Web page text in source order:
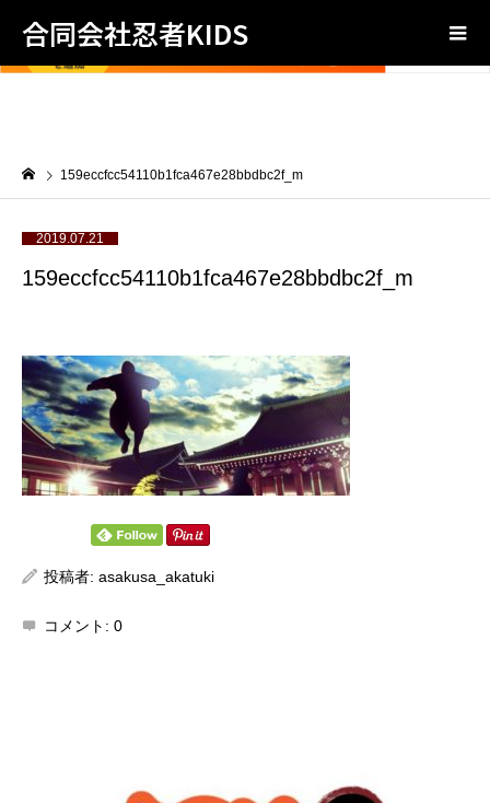
合同会社忍者KIDS
159eccfcc54110b1fca467e28bbdbc2f_m
2019.07.21
159eccfcc54110b1fca467e28bbdbc2f_m
投稿者: asakusa_akatuki
コメント: 0